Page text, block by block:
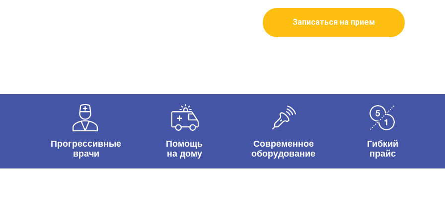
Записаться на прием
Прогрессивные
врачи
Помощь
на дому
Современное
оборудование
Гибкий
прайс